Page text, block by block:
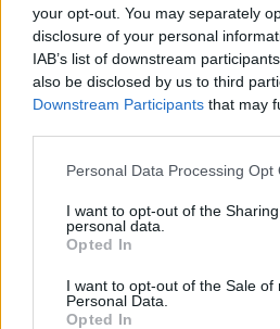
your opt-out. You may separately
disclosure of your personal
IAB’s list of downstream
also be disclosed by us to third
Downstream Participants that may
Please note that this website/app
not limited to your visit or usage
grant or deny consent to Google
use your data for below specified
consent section.
Personal Data Processing Opt
I want to opt-out of the
personal data.
Opted In
I want to opt-out of the Sale of
Personal Data.
Opted In
Inviaci le
i tuoi video
Su WhatsApp
345 356 7512
Ricevi le